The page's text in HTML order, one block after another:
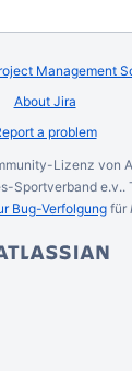
Management
About Jira
a problem
Lizenz von
Sportverband e.v..
Bug-Verfolgungfür